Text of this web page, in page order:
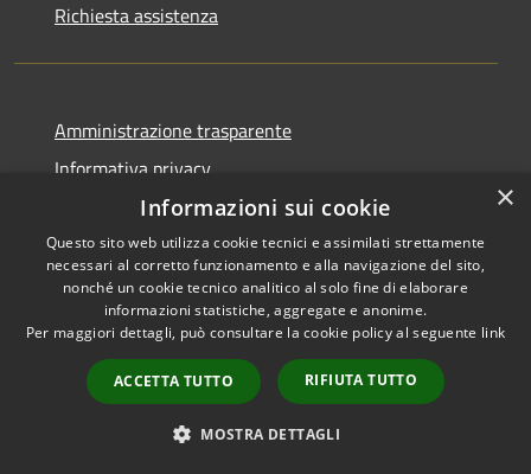
Richiesta assistenza
Amministrazione trasparente
Informativa privacy
Dichiarazione di accessibilità
Accessibilità
Copyright © 2026 • Comune di
Berchidda • Powered by
×
Informazioni sui cookie
Questo sito web utilizza cookie tecnici e assimilati strettamente
necessari al corretto funzionamento e alla navigazione del sito,
nonché un cookie tecnico analitico al solo fine di elaborare
informazioni statistiche, aggregate e anonime.
Per maggiori dettagli, può consultare la cookie policy al seguente link
ACCETTA TUTTO RIFIUTA TUTTO
MOSTRA DETTAGLI